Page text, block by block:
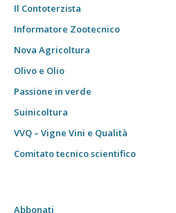
Il Contoterzista
Informatore Zootecnico
Nova Agricoltura
Olivo e Olio
Passione in verde
Suinicoltura
VVQ – Vigne Vini e Qualità
Comitato tecnico scientifico
Abbonati